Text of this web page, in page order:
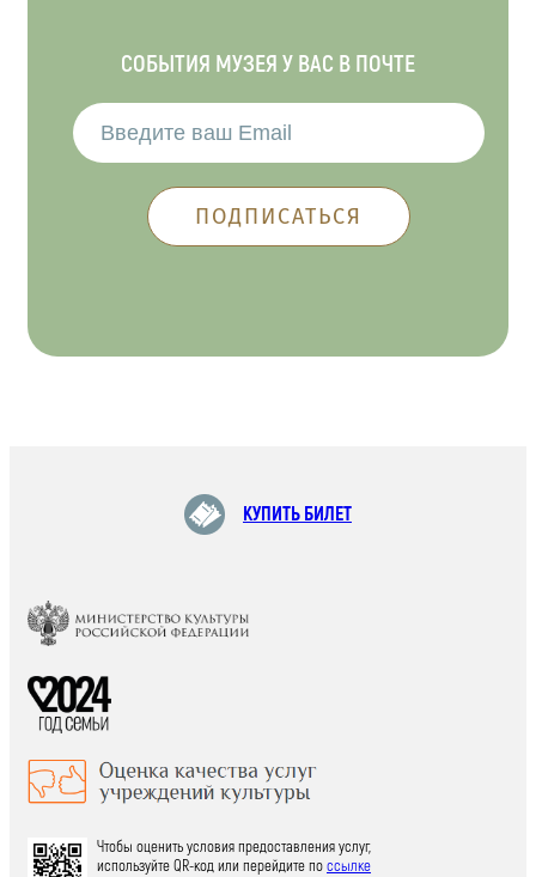
СОБЫТИЯ МУЗЕЯ У ВАС В ПОЧТЕ
КУПИТЬ БИЛЕТ
Чтобы оценить условия предоставления услуг,
используйте QR-код или перейдите поссылке